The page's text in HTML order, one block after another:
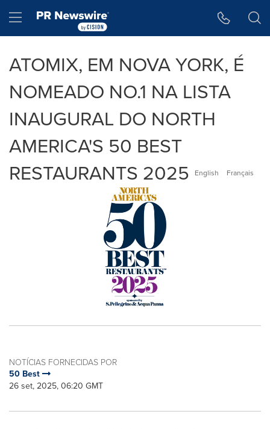
Hamburger menu
ATOMIX, EM NOVA YORK, É
NOMEADO NO.1 NA LISTA
INAUGURAL DO NORTH
AMERICA'S 50 BEST
RESTAURANTS 2025
English Français
NOTÍCIAS FORNECIDAS POR
50 Best
26 set, 2025, 06:20 GMT